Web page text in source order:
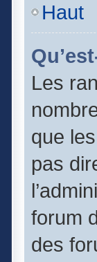
Haut
Les
que
pas
forum
des